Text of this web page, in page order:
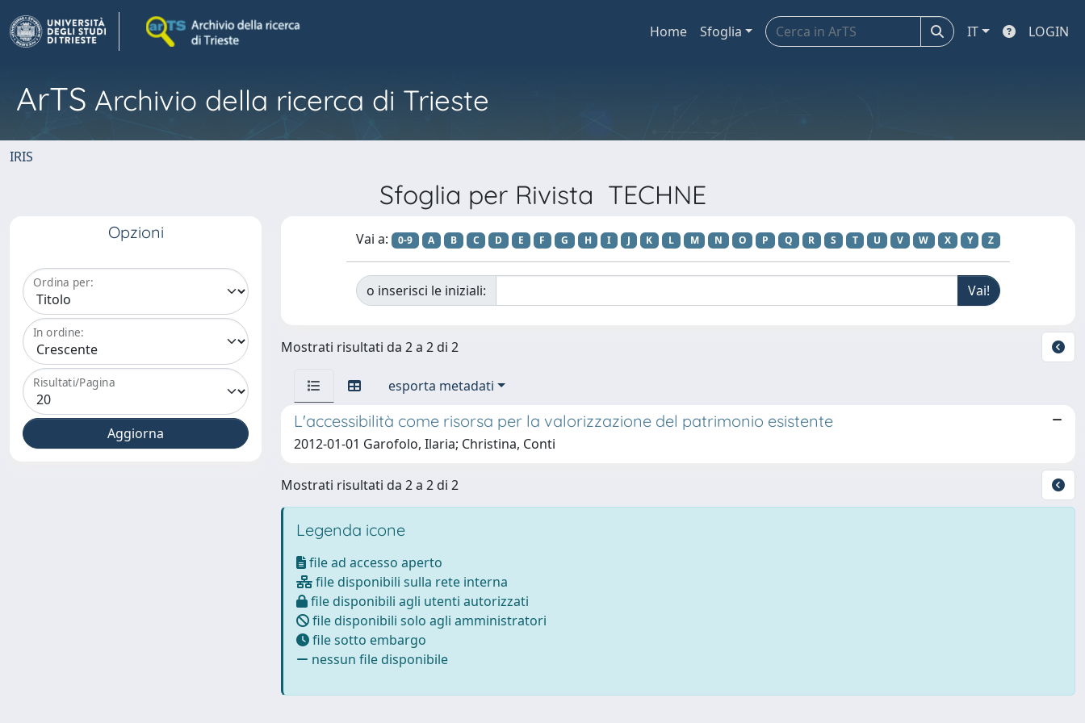
Home Sfoglia IT LOGIN
ArTS Archivio della ricerca di Trieste
IRIS
Sfoglia per Rivista TECHNE
Opzioni
Ordina per:
In ordine:
Risultati/Pagina
Vai a: 0-9 A B C D E F G H I J K L M N O P Q R S T U V W X Y Z
o inserisci le iniziali:
Mostrati risultati da 2 a 2 di 2
esporta metadati
L'accessibilità come risorsa per la valorizzazione del patrimonio esistente
2012-01-01 Garofolo, Ilaria; Christina, Conti
Mostrati risultati da 2 a 2 di 2
Legenda icone
file ad accesso aperto
file disponibili sulla rete interna
file disponibili agli utenti autorizzati
file disponibili solo agli amministratori
file sotto embargo
nessun file disponibile